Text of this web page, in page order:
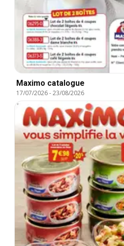
Maximo catalogue
17/07/2026-23/08/2026